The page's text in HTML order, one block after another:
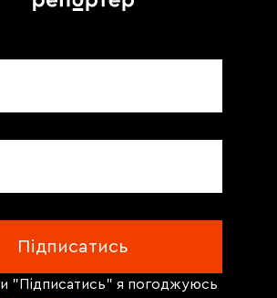
"Підписатись" я погоджуюсь